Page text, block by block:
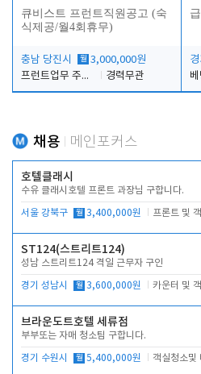
큐비스트 프런트직원공고 (숙
식제공/월4회휴무)
충남 당진시 월 3,000,000원
프런트업무 주간, 야간
경력무관
베
채용 메인포커스
호텔클래시
수유 클래시호텔 프론트 과장님 구합니다.
서울 강북구 월 3,400,000원 프론트 및
ST124(스트리트124)
성남 스트리트124 격일 근무자 구인
경기 성남시 월 3,600,000원
브라운도트호텔 세류점
부부또는 자매 청소팀 구합니다.
경기 수원시 월 5,400,000원 객실청소및